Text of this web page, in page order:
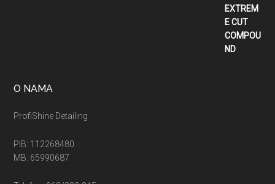
O NAMA
ProfiShine Detailing
PIB: 112268480
MB: 65990687